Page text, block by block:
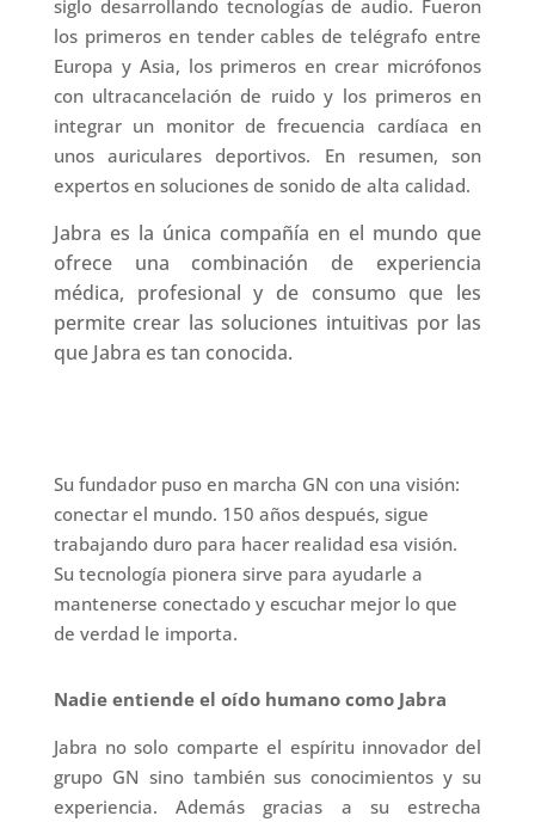
siglo desarrollando tecnologías de audio. Fueron
los primeros en tender cables de telégrafo entre
Europa y Asia, los primeros en crear micrófonos
con ultracancelación de ruido y los primeros en
integrar un monitor de frecuencia cardíaca en
unos auriculares deportivos. En resumen, son
expertos en soluciones de sonido de alta calidad.
Jabra es la única compañía en el mundo que
ofrece una combinación de experiencia
médica, profesional y de consumo que les
permite crear las soluciones intuitivas por las
que Jabra es tan conocida.
Su fundador puso en marcha GN con una visión:
conectar el mundo. 150 años después, sigue
trabajando duro para hacer realidad esa visión.
Su tecnología pionera sirve para ayudarle a
mantenerse conectado y escuchar mejor lo que
de verdad le importa.
Nadie entiende el oído humano como Jabra
Jabra no solo comparte el espíritu innovador del
grupo GN sino también sus conocimientos y su
experiencia. Además gracias a su estrecha